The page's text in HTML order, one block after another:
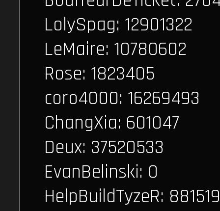
LolySpag: 12901322
LeMaire: 10780602
Rose: 1823405
coro4000: 16269493
ChangXia: 601047
Deux: 37520533
EvanBelinski: 0
HelpBuildTyzeR: